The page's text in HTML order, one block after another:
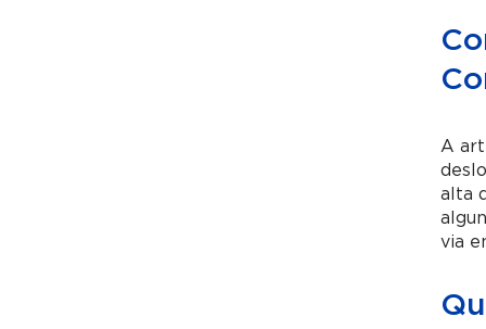
A
alta
via